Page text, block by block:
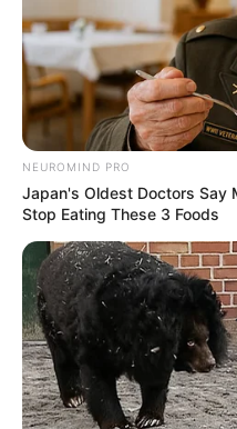
NEUROMIND PRO
Japan's Oldest Doctors Say
Stop Eating These 3 Foods